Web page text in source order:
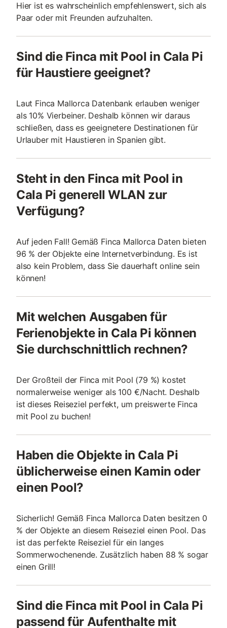
Hier ist es wahrscheinlich empfehlenswert, sich als
Paar oder mit Freunden aufzuhalten.
Sind die Finca mit Pool in Cala Pi
für Haustiere geeignet?
Laut Finca Mallorca Datenbank erlauben weniger
als 10% Vierbeiner. Deshalb können wir daraus
schließen, dass es geeignetere Destinationen für
Urlauber mit Haustieren in Spanien gibt.
Steht in den Finca mit Pool in
Cala Pi generell WLAN zur
Verfügung?
Auf jeden Fall! Gemäß Finca Mallorca Daten bieten
96 % der Objekte eine Internetverbindung. Es ist
also kein Problem, dass Sie dauerhaft online sein
können!
Mit welchen Ausgaben für
Ferienobjekte in Cala Pi können
Sie durchschnittlich rechnen?
Der Großteil der Finca mit Pool (79 %) kostet
normalerweise weniger als 100 €/Nacht. Deshalb
ist dieses Reiseziel perfekt, um preiswerte Finca
mit Pool zu buchen!
Haben die Objekte in Cala Pi
üblicherweise einen Kamin oder
einen Pool?
Sicherlich! Gemäß Finca Mallorca Daten besitzen 0
% der Objekte an diesem Reiseziel einen Pool. Das
ist das perfekte Reiseziel für ein langes
Sommerwochenende. Zusätzlich haben 88 % sogar
einen Grill!
Sind die Finca mit Pool in Cala Pi
passend für Aufenthalte mit